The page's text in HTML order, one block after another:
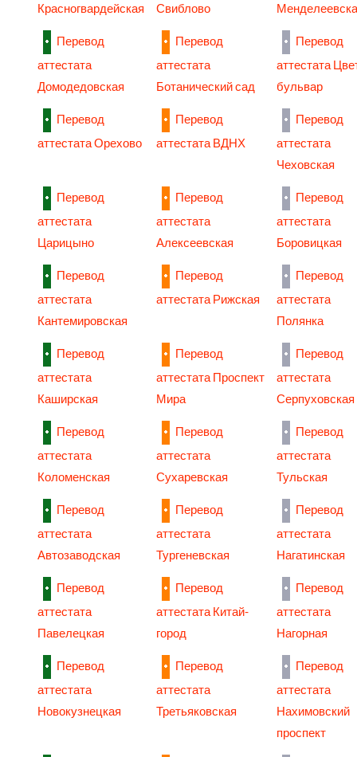
Красногвардейская
Свиблово
Перевод
аттестата
Домодедовская
Перевод
аттестата
Ботанический сад
Перевод
аттестата
бульвар
Перевод
аттестата Орехово
Перевод
аттестата ВДНХ
Перевод
аттестата
Чеховская
Перевод
аттестата
Царицыно
Перевод
аттестата
Алексеевская
Перевод
аттестата
Боровицкая
Перевод
аттестата
Кантемировская
Перевод
аттестата Рижская
Перевод
аттестата
Полянка
Перевод
аттестата
Каширская
Перевод
аттестата Проспект
Мира
Перевод
аттестата
Серпуховская
Перевод
аттестата
Коломенская
Перевод
аттестата
Сухаревская
Перевод
аттестата
Тульская
Перевод
аттестата
Автозаводская
Перевод
аттестата
Тургеневская
Перевод
аттестата
Нагатинская
Перевод
аттестата
Павелецкая
Перевод
аттестата Китай-
город
Перевод
аттестата
Нагорная
Перевод
аттестата
Новокузнецкая
Перевод
аттестата
Третьяковская
Перевод
аттестата
Нахимовский
проспект